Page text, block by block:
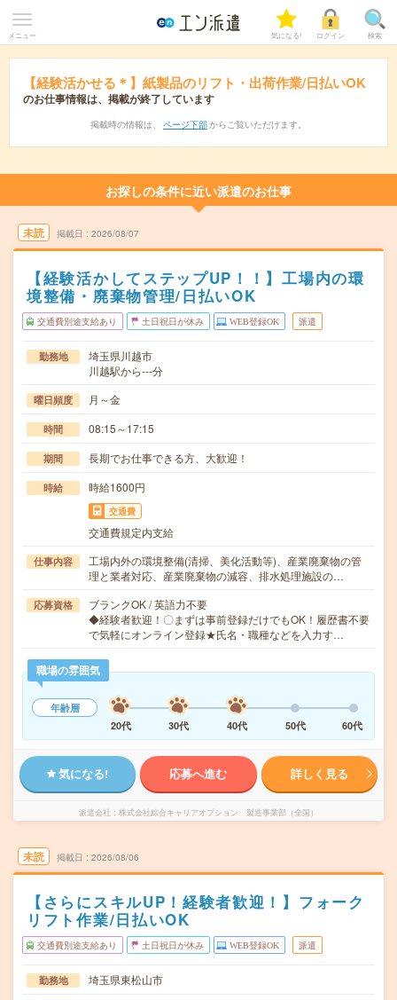
メニュー 気になる! ログイン 検索
【経験活かせる＊】紙製品のリフト・出荷作業/日払いOK
のお仕事情報は、掲載が終了しています
掲載時の情報は、 ページ下部 からご覧いただけます。
お探しの条件に近い派遣のお仕事
未読 掲載日 2026/08/07
【経験活かしてステップUP！！】工場内の環
境整備・廃棄物管理/日払いOK
交通費別途支給あり 土日祝日が休み WEB登録OK 派遣
勤務地
埼玉県川越市
川越駅から---分
曜日頻度 月～金
時間 08:15～17:15
期間 長期でお仕事できる方、大歓迎！
時給 時給1600円
交通費
交通費規定内支給
仕事内容
工場内外の環境整備(清掃、美化活動等)、産業廃棄物の管
理と業者対応、産業廃棄物の減容、排水処理施設の…
応募資格
ブランクOK / 英語力不要
◆経験者歓迎！〇まずは事前登録だけでもOK！履歴書不要
で気軽にオンライン登録★氏名・職種などを入力す…
職場の雰囲気
年齢層
20代
30代 40代 50代 60代
気になる! 応募へ進む 詳しく見る
派遣会社 株式会社綜合キャリアオプション 製造事業部（全国）
未読 掲載日 2026/08/06
【さらにスキルUP！経験者歓迎！】フォーク
リフト作業/日払いOK
交通費別途支給あり 土日祝日が休み WEB登録OK 派遣
勤務地 埼玉県東松山市